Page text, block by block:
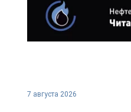
7 августа 2026